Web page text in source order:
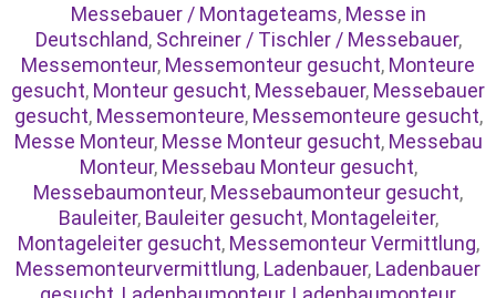
Messebauer / Montageteams, Messe in
Deutschland, Schreiner / Tischler / Messebauer,
Messemonteur, Messemonteur gesucht, Monteure
gesucht, Monteur gesucht, Messebauer, Messebauer
gesucht, Messemonteure, Messemonteure gesucht,
Messe Monteur, Messe Monteur gesucht, Messebau
Monteur, Messebau Monteur gesucht,
Messebaumonteur, Messebaumonteur gesucht,
Bauleiter, Bauleiter gesucht, Montageleiter,
Montageleiter gesucht, Messemonteur Vermittlung,
Messemonteurvermittlung, Ladenbauer, Ladenbauer